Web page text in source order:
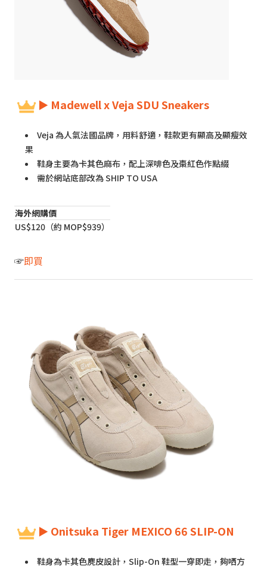
► Madewell x Veja SDU Sneakers
Veja 為人氣法國品牌，用料舒適，鞋款更有顯高及顯瘦效
果
鞋身主要為卡其色麻布，配上深啡色及棗紅色作點綴
需於網站底部改為 SHIP TO USA
海外網購價
US$120（約 MOP$939）
☞即買
► Onitsuka Tiger MEXICO 66 SLIP-ON
鞋身為卡其色麂皮設計，Slip-On 鞋型一穿即走，夠哂方